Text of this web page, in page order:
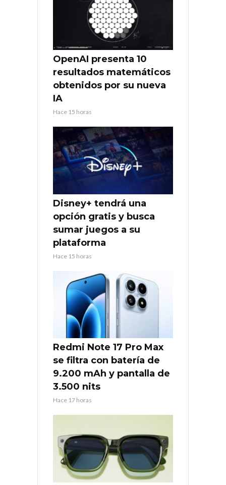
OpenAI presenta 10
resultados matemáticos
obtenidos por su nueva
IA
Hace 15 horas
Disney+ tendrá una
opción gratis y busca
sumar juegos a su
plataforma
Hace 15 horas
Redmi Note 17 Pro Max
se filtra con batería de
9.200 mAh y pantalla de
3.500 nits
Hace 17 horas